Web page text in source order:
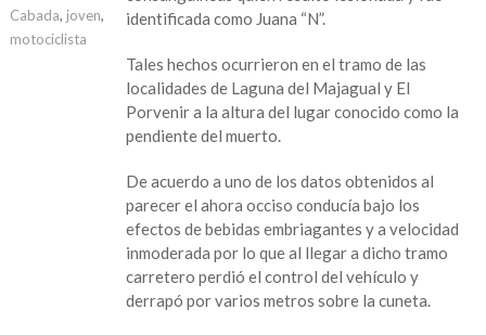
Exceso
de
identificada como Juana “N”.
Tales hechos ocurrieron en el tramo de las
localidades de Laguna del Majagual y El
Porvenir a la altura del lugar conocido como la
pendiente del muerto.
De acuerdo a uno de los datos obtenidos al
parecer el ahora occiso conducía bajo los
efectos de bebidas embriagantes y a velocidad
inmoderada por lo que al llegar a dicho tramo
carretero perdió el control del vehículo y
derrapó por varios metros sobre la cuneta.
Cabada, joven,
motociclista